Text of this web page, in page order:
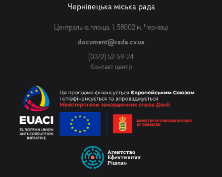
Чернівецька міська рада
Центральна площа, 1, 58002 м. Чернівці
document@rada.cv.ua
(0372) 52-59-24
Контакт центр